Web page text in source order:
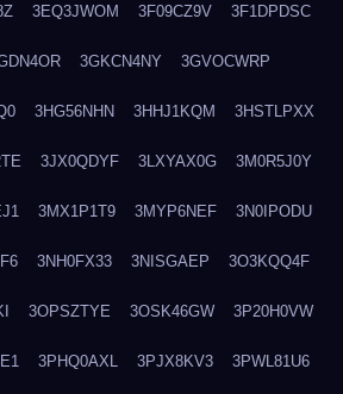
3EQ3JWOM 3F09CZ9V 3F1DPDSC
3GKCN4NY 3GVOCWRP
3HG56NHN 3HHJ1KQM 3HSTLPXX
3JX0QDYF 3LXYAX0G 3M0R5J0Y
3MX1P1T9 3MYP6NEF 3N0IPODU
3NH0FX33 3NISGAEP 3O3KQQ4F
3OPSZTYE 3OSK46GW 3P20H0VW
3PHQ0AXL 3PJX8KV3 3PWL81U6